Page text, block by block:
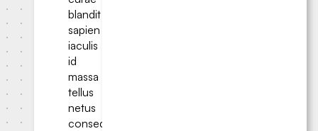
blandit
sapien
iaculis
id
massa
tellus
netus
consequat.